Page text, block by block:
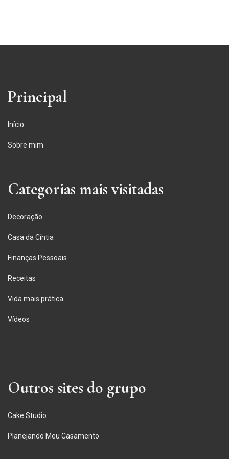
Principal
Início
Sobre mim
Categorias mais visitadas
Decoração
Casa da Cíntia
Finanças Pessoais
Receitas
Vida mais prática
Vídeos
Outros sites do grupo
Cake Studio
Planejando Meu Casamento